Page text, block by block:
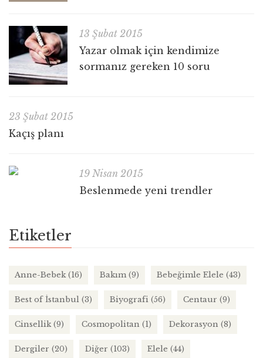
13 Şubat 2015
Yazar olmak için kendimize
sormanız gereken 10 soru
23 Şubat 2015
Kaçış planı
19 Nisan 2015
Beslenmede yeni trendler
Etiketler
Anne-Bebek(16) Bakım (9) Bebeğimle Elele (43)
Best of İstanbul (3) Biyografi (56) Centaur (9)
Cinsellik(9) Cosmopolitan (1) Dekorasyon (8)
Dergiler (20) Diğer (103) Elele (44)